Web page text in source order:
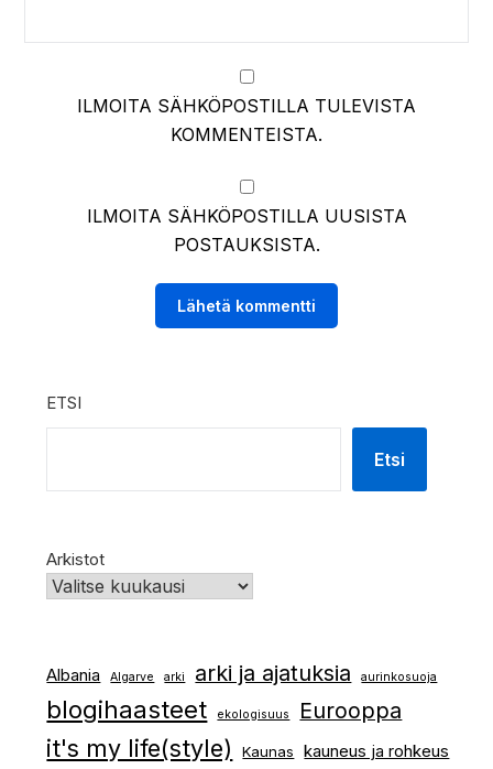
ILMOITA SÄHKÖPOSTILLA TULEVISTA
KOMMENTEISTA.
ILMOITA SÄHKÖPOSTILLA UUSISTA
POSTAUKSISTA.
ETSI
Etsi
Arkistot
Albania Algarve arki arki ja ajatuksia aurinkosuoja
blogihaasteet ekologisuus Eurooppa
it's my life(style) Kaunas kauneus ja rohkeus